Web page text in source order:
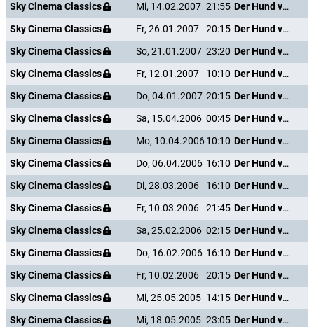
Sky Cinema Classics
Mi, 14.02.2007 21:55
Der Hund von Blackwood Castle
Sky Cinema Classics
Fr, 26.01.2007 20:15
Der Hund von Blackwood Castle
Sky Cinema Classics
So, 21.01.2007 23:20
Der Hund von Blackwood Castle
Sky Cinema Classics
Fr, 12.01.2007 10:10
Der Hund von Blackwood Castle
Sky Cinema Classics
Do, 04.01.2007 20:15
Der Hund von Blackwood Castle
Sky Cinema Classics
Sa, 15.04.2006 00:45
Der Hund von Blackwood Castle
Sky Cinema Classics
Mo, 10.04.200610:10
Der Hund von Blackwood Castle
Sky Cinema Classics
Do, 06.04.2006 16:10
Der Hund von Blackwood Castle
Sky Cinema Classics
Di, 28.03.2006 16:10
Der Hund von Blackwood Castle
Sky Cinema Classics
Fr, 10.03.2006 21:45
Der Hund von Blackwood Castle
Sky Cinema Classics
Sa, 25.02.2006 02:15
Der Hund von Blackwood Castle
Sky Cinema Classics
Do, 16.02.2006 16:10
Der Hund von Blackwood Castle
Sky Cinema Classics
Fr, 10.02.2006 20:15
Der Hund von Blackwood Castle
Sky Cinema Classics
Mi, 25.05.2005 14:15
Der Hund von Blackwood Castle
Sky Cinema Classics
Mi, 18.05.2005 23:05
Der Hund von Blackwood Castle